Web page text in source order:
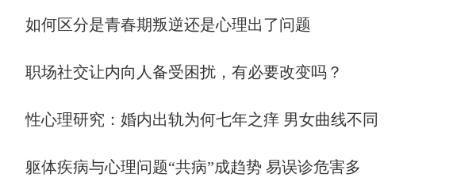
如何区分是青春期叛逆还是心理出了问题
职场社交让内向人备受困扰，有必要改变吗？
性心理研究：婚内出轨为何七年之痒 男女曲线不同
躯体疾病与心理问题“共病”成趋势 易误诊危害多